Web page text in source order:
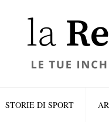
STORIE DI SPORT